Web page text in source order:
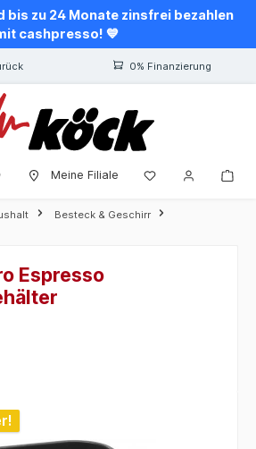
bis zu 24 Monate zinsfrei bezahlen
cashpresso! 💙
0% Finanzierung
Meine Filiale
Besteck & Geschirr
Espresso